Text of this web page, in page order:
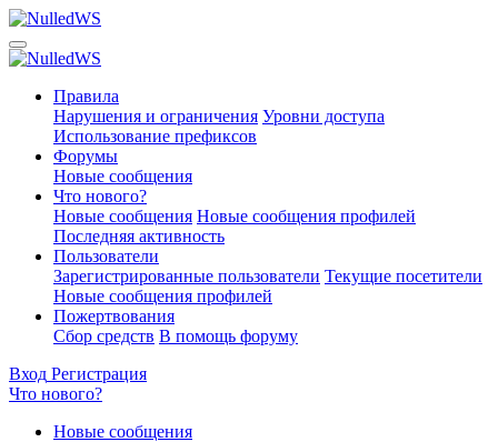
Правила
Нарушения и ограничения Уровни доступа
Использование префиксов
Форумы
Новые сообщения
Что нового?
Новые сообщения Новые сообщения профилей
Последняя активность
Пользователи
Зарегистрированные пользователи Текущие посетители
Новые сообщения профилей
Пожертвования
Сбор средств В помощь форуму
Вход Регистрация
Что нового?
Новые сообщения